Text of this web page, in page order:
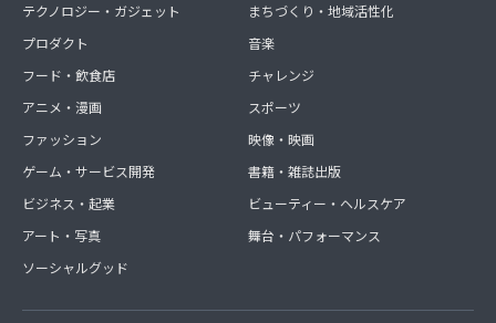
テクノロジー・ガジェット
プロダクト
フード・飲食店
アニメ・漫画
ファッション
ゲーム・サービス開発
ビジネス・起業
アート・写真
ソーシャルグッド
まちづくり・地域活性化
音楽
チャレンジ
スポーツ
映像・映画
書籍・雑誌出版
ビューティー・ヘルスケア
舞台・パフォーマンス